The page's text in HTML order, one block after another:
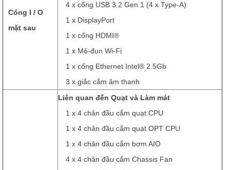
Cổng I / O
mặt sau
4 x cổng USB 3.2 Gen 1 (4 x Type-A)
1 x DisplayPort
1 x cổng HDMI®
1 x Mô-đun Wi-Fi
1 x cổng Ethernet Intel® 2.5Gb
3 x giắc cắm âm thanh
Liên quan đến Quạt và Làm mát
1 x 4 chân đầu cắm quạt CPU
1 x 4 chân đầu cắm quạt OPT CPU
1 x 4 chân đầu cắm bơm AIO
4 x 4 chân đầu cắm Chassis Fan